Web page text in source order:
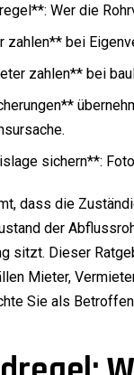
Wer die
zahlen** bei
zahlen** bei
sichern**:
dass die
der
sitzt. Dieser
Mieter,
Sie als